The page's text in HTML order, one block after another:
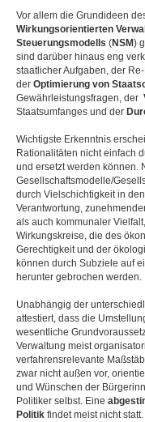
Vor allem die Grundideen
Wirkungsorientierten
Steuerungsmodells (NSM)
sind darüber hinaus eng
staatlicher Aufgaben, der
der Optimierung von
Gewährleistungsfragen, der
Staatsumfanges und der
Wichtigste Erkenntnis
Rationalitäten nicht einfach
und ersetzt werden können.
Gesellschaftsmodelle/
durch Vielschichtigkeit in
Verantwortung,
als auch kommunaler
Wirkungskreise, die des
Gerechtigkeit und der
können durch Subziele auf
herunter gebrochen werden.
Unabhängig der
attestiert, dass die
wesentliche
Verwaltung meist
verfahrensrelevante
zwar nicht außen vor,
und Wünschen der
Politiker selbst. Eine
Politik findet meist nicht